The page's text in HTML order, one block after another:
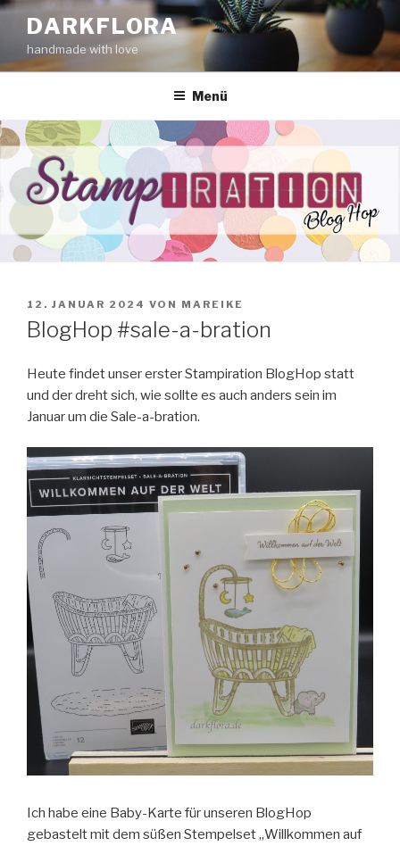
Zum
Inhalt
springen
DARKFLORA
handmade with love
Menü
VERÖFFENTLICHT
AM
12. JANUAR 2024 VON MAREIKE
BlogHop #sale-a-bration
Heute findet unser erster Stampiration BlogHop statt
und der dreht sich, wie sollte es auch anders sein im
Januar um die Sale-a-bration.
Ich habe eine Baby-Karte für unseren BlogHop
gebastelt mit dem süßen Stempelset „Willkommen auf